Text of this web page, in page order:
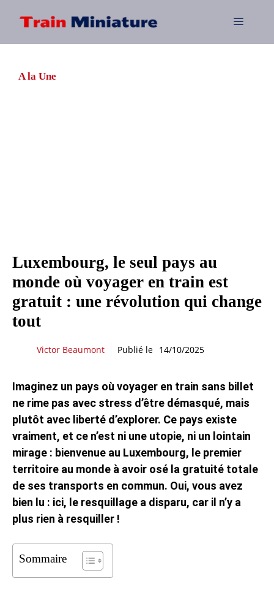
Menu
A la Une
Luxembourg, le seul pays au
monde où voyager en train est
gratuit : une révolution qui change
tout
Victor Beaumont Publié le 14/10/2025
Imaginez un pays où voyager en train sans billet
ne rime pas avec stress d’être démasqué, mais
plutôt avec liberté d’explorer. Ce pays existe
vraiment, et ce n’est ni une utopie, ni un lointain
mirage : bienvenue au Luxembourg, le premier
territoire au monde à avoir osé la gratuité totale
de ses transports en commun. Oui, vous avez
bien lu : ici, le resquillage a disparu, car il n’y a
plus rien à resquiller !
Sommaire